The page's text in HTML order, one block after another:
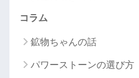
コラム
鉱物ちゃんの話
パワーストーンの選び方